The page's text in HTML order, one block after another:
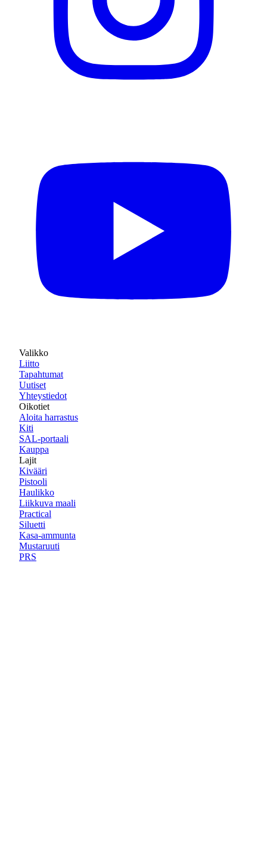
Valikko
Liitto
Tapahtumat
Uutiset
Yhteystiedot
Oikotiet
Aloita harrastus
Kiti
SAL-portaali
Kauppa
Lajit
Kivääri
Pistooli
Haulikko
Liikkuva maali
Practical
Siluetti
Kasa-ammunta
Mustaruuti
PRS